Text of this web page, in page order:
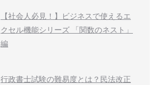
【社会人必見！】ビジネスで使えるエ
クセル機能シリーズ 「関数のネスト」
編
行政書士試験の難易度とは？民法改正